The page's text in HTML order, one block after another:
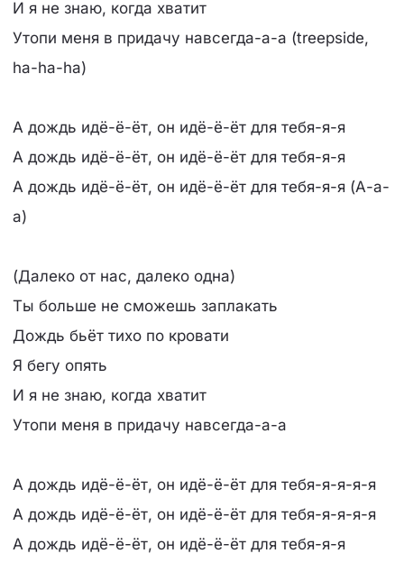
И я не знаю, когда хватит
Утопи меня в придачу навсегда-а-а (treepside,
ha-ha-ha)
А дождь идё-ё-ёт, он идё-ё-ёт для тебя-я-я
А дождь идё-ё-ёт, он идё-ё-ёт для тебя-я-я
А дождь идё-ё-ёт, он идё-ё-ёт для тебя-я-я (А-а-
а)
(Далеко от нас, далеко одна)
Ты больше не сможешь заплакать
Дождь бьёт тихо по кровати
Я бегу опять
И я не знаю, когда хватит
Утопи меня в придачу навсегда-а-а
А дождь идё-ё-ёт, он идё-ё-ёт для тебя-я-я-я-я
А дождь идё-ё-ёт, он идё-ё-ёт для тебя-я-я-я-я
А дождь идё-ё-ёт, он идё-ё-ёт для тебя-я-я